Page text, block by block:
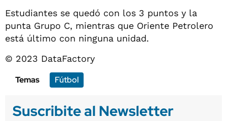
Estudiantes se quedó con los 3 puntos y la
punta Grupo C, mientras que Oriente Petrolero
está último con ninguna unidad.
© 2023 DataFactory
Temas
Fútbol
Suscribite al Newsletter